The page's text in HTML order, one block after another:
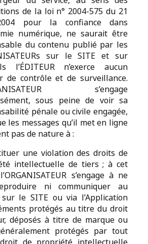
de la loi n° 2004-575 du 21
pour la confiance dans
numérique, ne saurait être
du contenu publié par les
sur le SITE et sur
l’ÉDITEUR n’exerce aucun
de contrôle et de surveillance.
s’engage
sous peine de voir sa
pénale ou civile engagée,
les messages qu’il met en ligne
pas de nature à :
une violation des droits de
intellectuelle de tiers ; à cet
s’engage à ne
ni communiquer au
le SITE ou via l’Application
protégés au titre du droit
déposés à titre de marque ou
protégés par tout